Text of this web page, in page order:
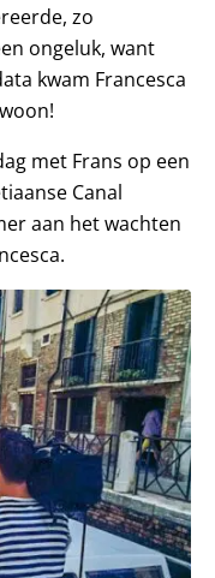
zo
ongeluk, want
kwam Francesca
met Frans op een
Canal
aan het wachten